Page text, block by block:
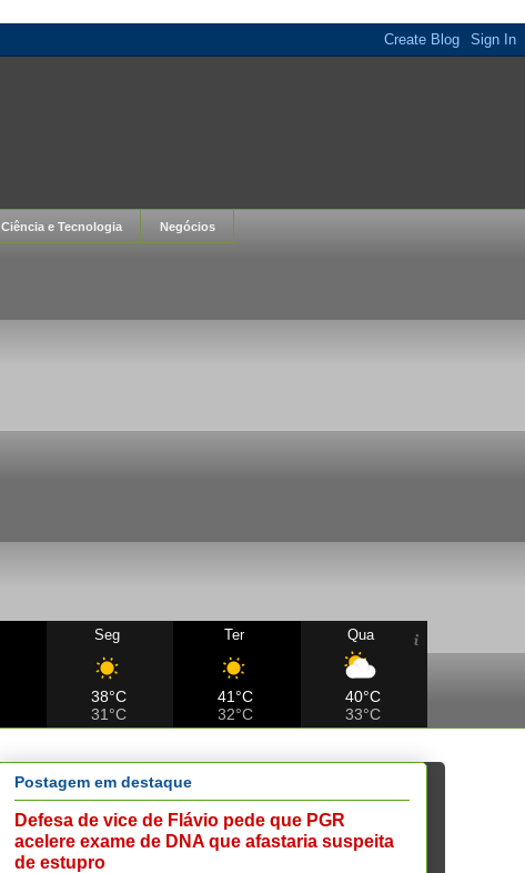
Ciência e Tecnologia Negócios
Seg
38°C
31°C
Ter
41°C
32°C
Qua
40°C
33°C
Postagem em destaque
Defesa de vice de Flávio pede que PGR
acelere exame de DNA que afastaria suspeita
de estupro